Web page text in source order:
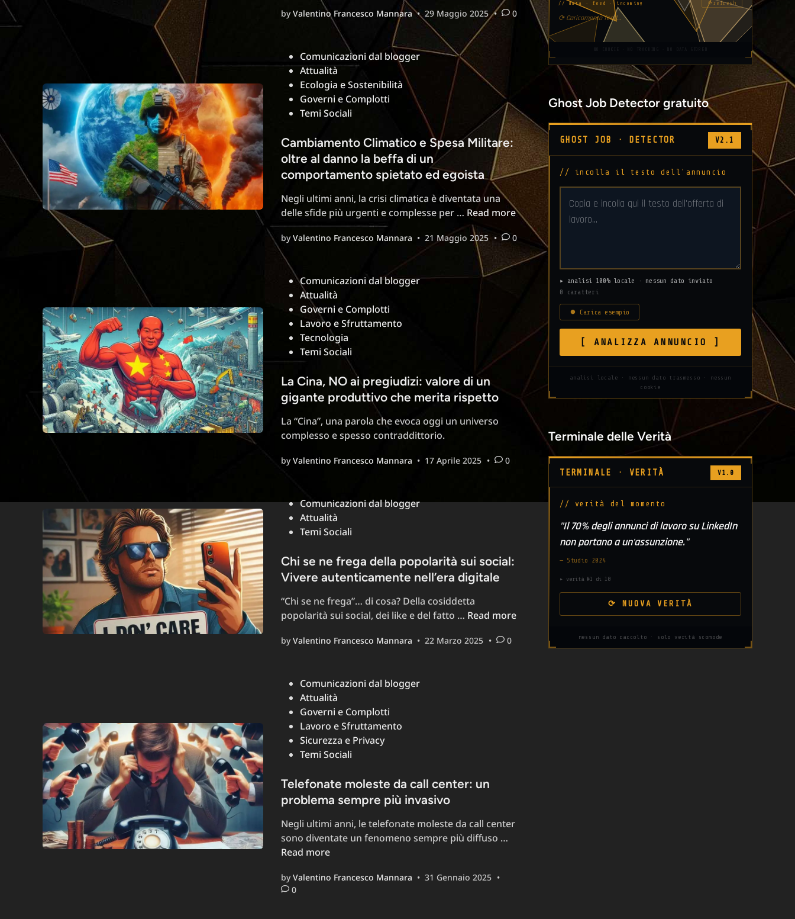
un
modello
sviluppo
autonomo
e
prosperità
in
occidentale
byValentino Francesco Mannara • 29 Maggio 2025 • 0
Posted
in
Comunicazioni dal blogger
Attualità
Ecologia e Sostenibilità
Governi e Complotti
Temi Sociali
Cambiamento Climatico e Spesa Militare:
oltre al danno la beffa di un
comportamento spietato ed egoista
Negli ultimi anni, la crisi climatica è diventata una
delle sfide più urgenti e complesse per … Cambiamento
Climatico
e
Spesa
Militare:
oltre
danno
comportamento
spietato
egoista
Read more
byValentino Francesco Mannara • 21 Maggio 2025 • 0
PostedComunicazioni dal blogger
Attualità
Governi e Complotti
Lavoro e Sfruttamento
Tecnologia
Temi Sociali
La Cina, NO ai pregiudizi: valore di un
gigante produttivo che merita rispetto
La “Cina”, una parola che evoca oggi un universo
complesso e spesso contraddittorio.
byValentino Francesco Mannara • 17 Aprile 2025 • 0
PostedComunicazioni dal blogger
Attualità
Temi Sociali
Chi se ne frega della popolarità sui social:
Vivere autenticamente nell’era digitale
“Chi se ne frega”… di cosa? Della cosiddetta
popolarità sui social, dei like e del fatto … Chi
ne
Read more
byValentino Francesco Mannara • 22 Marzo 2025 • 0
PostedComunicazioni dal blogger
Attualità
Governi e Complotti
Lavoro e Sfruttamento
Sicurezza e Privacy
Temi Sociali
Telefonate moleste da call center: un
problema sempre più invasivo
Negli ultimi anni, le telefonate moleste da call center
sono diventate un fenomeno sempre più diffuso …Telefonate
Read more
byValentino Francesco Mannara • 31 Gennaio 2025 •
0
// data · feed · incoming ⟳ refresh
⟳ Caricamento feed...
Ghost Job Detector gratuito
GHOST JOB · DETECTOR V2.1
// incolla il testo dell'annuncio
▸ analisi 100% locale · nessun dato inviato
0 caratteri
⏺ Carica esempio
[ ANALIZZA ANNUNCIO ]
analisi locale · nessun dato trasmesso · nessun
cookie
Terminale delle Verità
TERMINALE · VERITÀ V1.0
// verità del momento
"Il 70% degli annunci di lavoro su LinkedIn
non portano a un'assunzione."
— Studio 2024
▸ verità #1 di 10
⟳ NUOVA VERITÀ
nessun dato raccolto · solo verità scomode